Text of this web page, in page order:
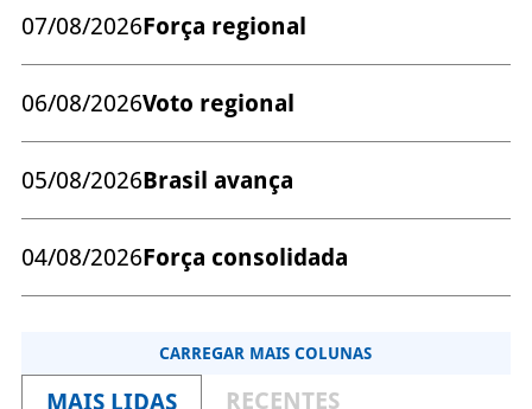
07/08/2026Força regional
06/08/2026Voto regional
05/08/2026Brasil avança
04/08/2026Força consolidada
CARREGAR MAIS COLUNAS
MAIS LIDAS RECENTES